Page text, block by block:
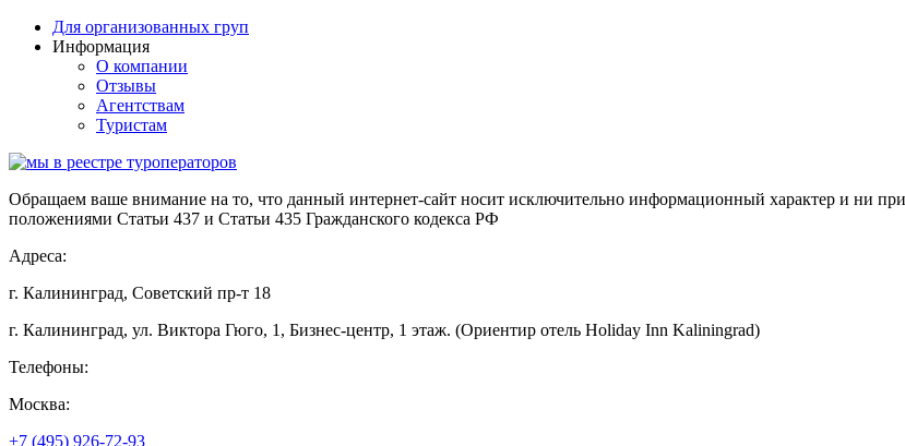
Для организованных груп
Информация
О компании
Отзывы
Агентствам
Туристам
Обращаем ваше внимание на то, что данный интернет-сайт носит исключительно информационный характер и ни
положениями Статьи 437 и Статьи 435 Гражданского кодекса РФ
Адреса:
г. Калининград, Советский пр-т 18
г. Калининград, ул. Виктора Гюго, 1, Бизнес-центр, 1 этаж. (Ориентир отель Holiday Inn Kaliningrad)
Телефоны:
Москва:
+7 (495) 926-72-93